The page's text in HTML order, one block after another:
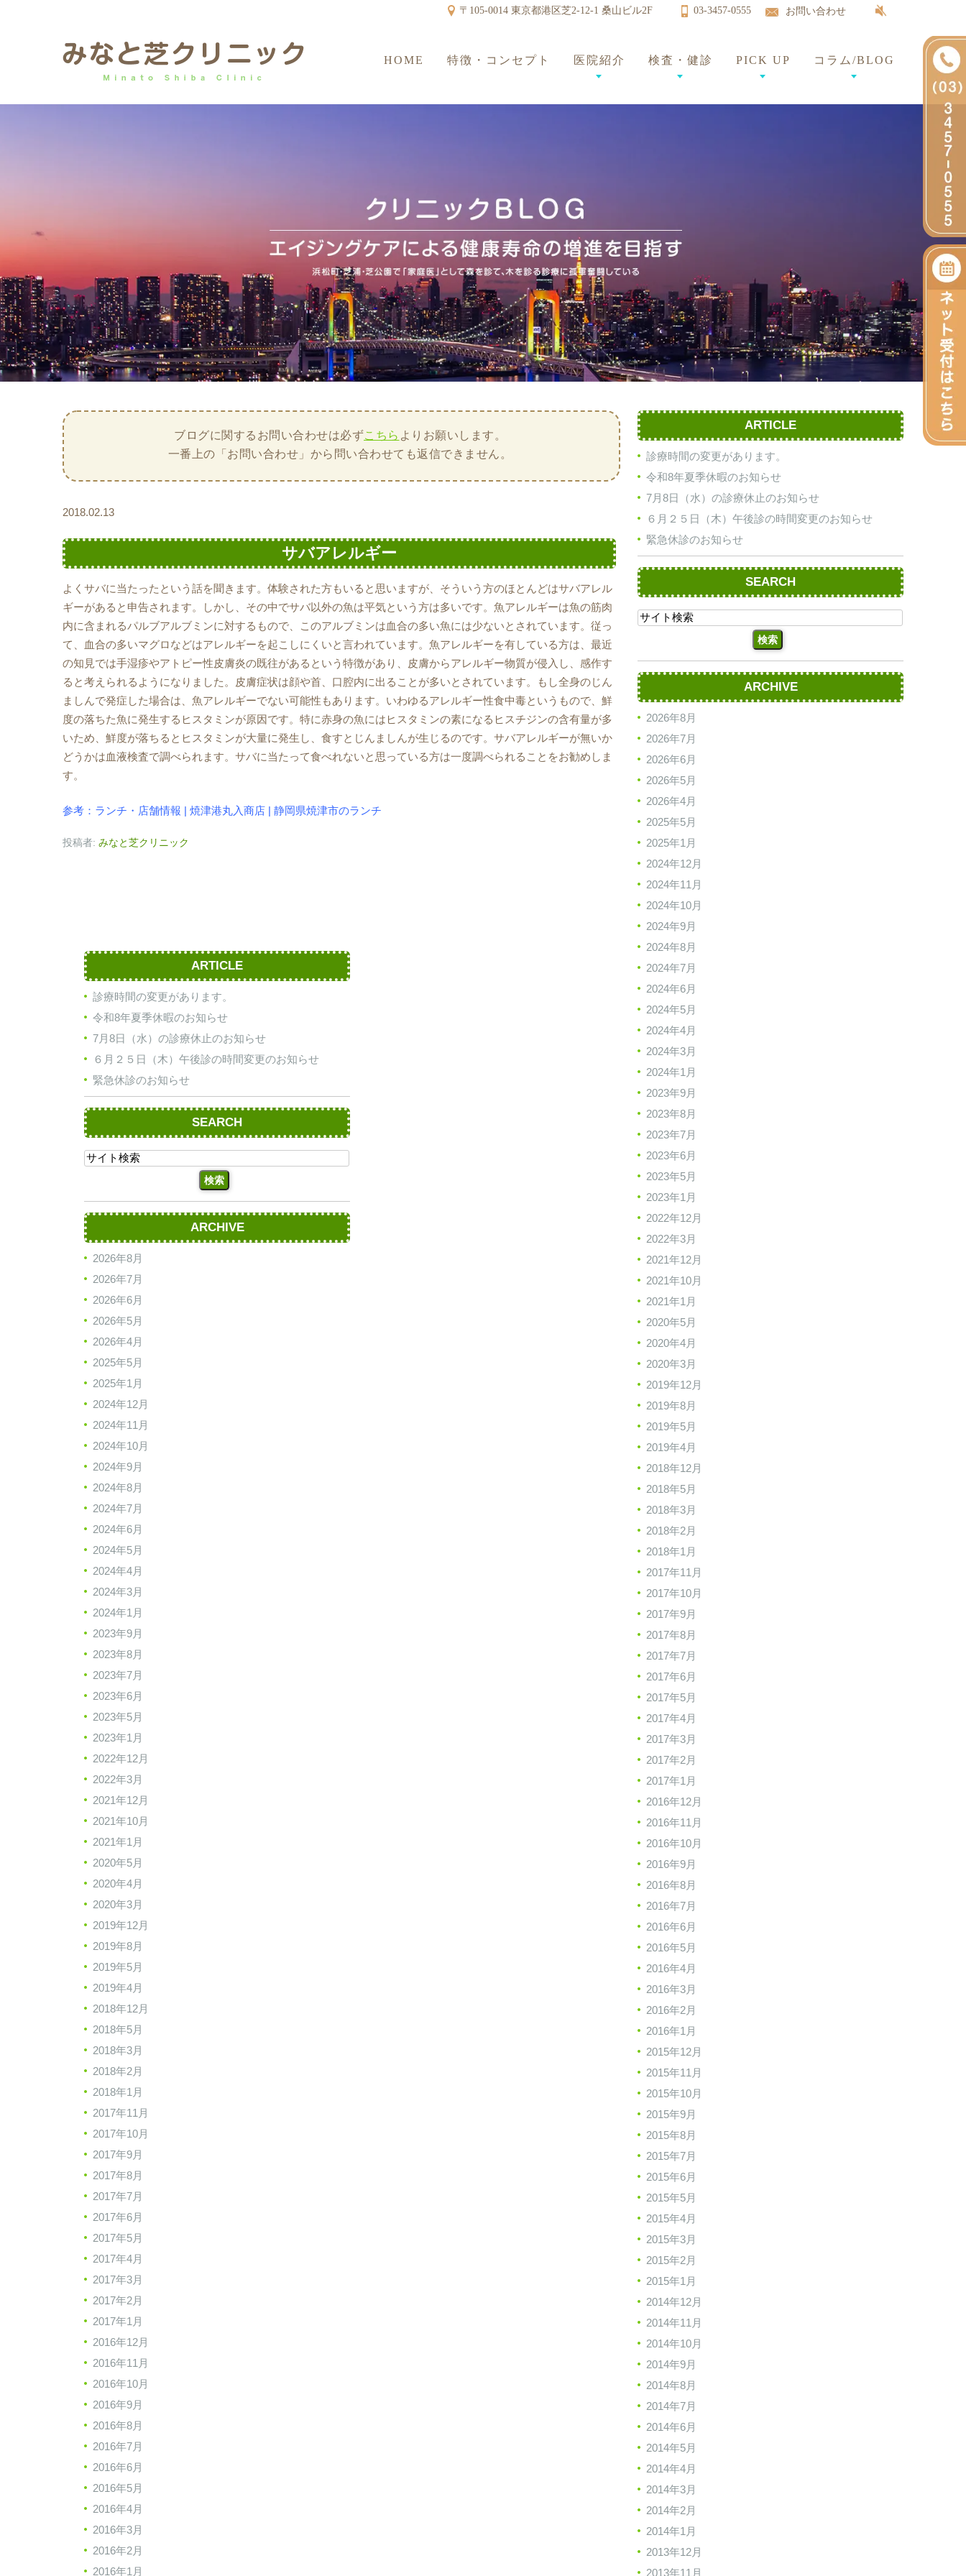
〒105-0014 東京都港区芝2-12-1 桑山ビル2F 03-3457-0555 お問い合わせ
HOME 特徴・コンセプト 医院紹介 検査・健診 PICK UP コラム/BLOG
ARTICLE
診療時間の変更があります。
令和8年夏季休暇のお知らせ
7月8日（水）の診療休止のお知らせ
６月２５日（木）午後診の時間変更のお知らせ
緊急休診のお知らせ
SEARCH
ARCHIVE
2026年8月
2026年7月
2026年6月
2026年5月
2026年4月
2025年5月
2025年1月
2024年12月
2024年11月
2024年10月
2024年9月
2024年8月
2024年7月
2024年6月
2024年5月
2024年4月
2024年3月
2024年1月
2023年9月
2023年8月
2023年7月
2023年6月
2023年5月
2023年1月
2022年12月
2022年3月
2021年12月
2021年10月
2021年1月
2020年5月
2020年4月
2020年3月
2019年12月
2019年8月
2019年5月
2019年4月
2018年12月
2018年5月
2018年3月
2018年2月
2018年1月
2017年11月
2017年10月
2017年9月
2017年8月
2017年7月
2017年6月
2017年5月
2017年4月
2017年3月
2017年2月
2017年1月
2016年12月
2016年11月
2016年10月
2016年9月
2016年8月
2016年7月
2016年6月
2016年5月
2016年4月
2016年3月
2016年2月
2016年1月
2015年12月
2015年11月
2015年10月
2015年9月
2015年8月
2015年7月
2015年6月
2015年5月
2015年4月
2015年3月
2015年2月
2015年1月
2014年12月
2014年11月
2014年10月
2014年9月
2014年8月
2014年7月
2014年6月
2014年5月
2014年4月
2014年3月
2014年2月
2014年1月
2013年12月
2013年11月
ブログに関するお問い合わせは必ずこちら よりお願いします。
一番上の「お問い合わせ」から問い合わせても返信できません。
2018.02.13
サバアレルギー
よくサバに当たったという話を聞きます。体験された方もいると思いますが、そういう方のほとんどはサバアレル
ギーがあると申告されます。しかし、その中でサバ以外の魚は平気という方は多いです。魚アレルギーは魚の筋肉
内に含まれるパルブアルブミンに対するもので、このアルブミンは血合の多い魚には少ないとされています。従っ
て、血合の多いマグロなどはアレルギーを起こしにくいと言われています。魚アレルギーを有している方は、最近
の知見では手湿疹やアトピー性皮膚炎の既往があるという特徴があり、皮膚からアレルギー物質が侵入し、感作す
ると考えられるようになりました。皮膚症状は顔や首、口腔内に出ることが多いとされています。もし全身のじん
ましんで発症した場合は、魚アレルギーでない可能性もあります。いわゆるアレルギー性食中毒というもので、鮮
度の落ちた魚に発生するヒスタミンが原因です。特に赤身の魚にはヒスタミンの素になるヒスチジンの含有量が多
いため、鮮度が落ちるとヒスタミンが大量に発生し、食すとじんましんが生じるのです。サバアレルギーが無いか
どうかは血液検査で調べられます。サバに当たって食べれないと思っている方は一度調べられることをお勧めしま
す。
参考：ランチ・店舗情報 | 焼津港丸入商店 | 静岡県焼津市のランチ
投稿者: みなと芝クリニック
ARTICLE
診療時間の変更があります。
令和8年夏季休暇のお知らせ
7月8日（水）の診療休止のお知らせ
６月２５日（木）午後診の時間変更のお知らせ
緊急休診のお知らせ
SEARCH
ARCHIVE
2026年8月
2026年7月
2026年6月
2026年5月
2026年4月
2025年5月
2025年1月
2024年12月
2024年11月
2024年10月
2024年9月
2024年8月
2024年7月
2024年6月
2024年5月
2024年4月
2024年3月
2024年1月
2023年9月
2023年8月
2023年7月
2023年6月
2023年5月
2023年1月
2022年12月
2022年3月
2021年12月
2021年10月
2021年1月
2020年5月
2020年4月
2020年3月
2019年12月
2019年8月
2019年5月
2019年4月
2018年12月
2018年5月
2018年3月
2018年2月
2018年1月
2017年11月
2017年10月
2017年9月
2017年8月
2017年7月
2017年6月
2017年5月
2017年4月
2017年3月
2017年2月
2017年1月
2016年12月
2016年11月
2016年10月
2016年9月
2016年8月
2016年7月
2016年6月
2016年5月
2016年4月
2016年3月
2016年2月
2016年1月